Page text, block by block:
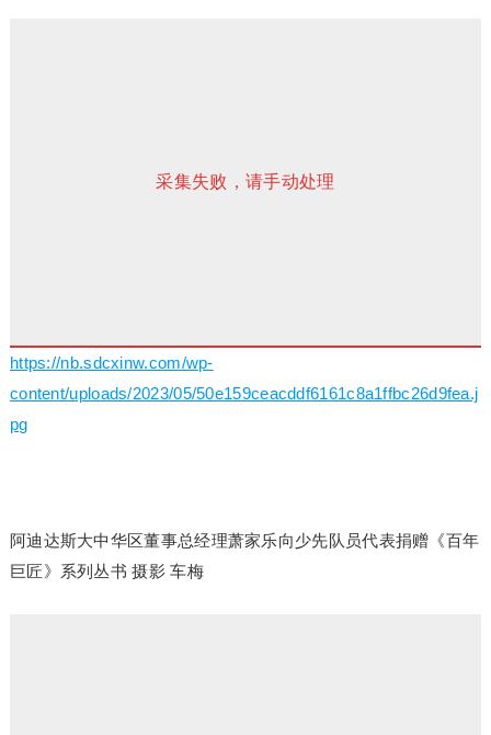
采集失败，请手动处理
https://nb.sdcxinw.com/wp-
content/uploads/2023/05/50e159ceacddf6161c8a1ffbc26d9fea.j
pg
阿迪达斯大中华区董事总经理萧家乐向少先队员代表捐赠《百年
巨匠》系列丛书 摄影 车梅